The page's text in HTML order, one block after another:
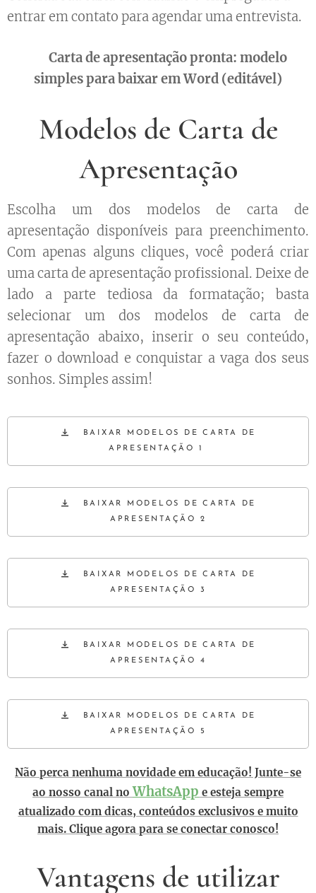
entrar em contato para agendar uma entrevista.
➡️ Carta de apresentação pronta: modelo
simples para baixar em Word (editável)
Modelos de Carta de
Apresentação
Escolha um dos modelos de carta de
apresentação disponíveis para preenchimento.
Com apenas alguns cliques, você poderá criar
uma carta de apresentação profissional. Deixe de
lado a parte tediosa da formatação; basta
selecionar um dos modelos de carta de
apresentação abaixo, inserir o seu conteúdo,
fazer o download e conquistar a vaga dos seus
sonhos. Simples assim!
BAIXAR MODELOS DE CARTA DE
APRESENTAÇÃO 1
BAIXAR MODELOS DE CARTA DE
APRESENTAÇÃO 2
BAIXAR MODELOS DE CARTA DE
APRESENTAÇÃO 3
BAIXAR MODELOS DE CARTA DE
APRESENTAÇÃO 4
BAIXAR MODELOS DE CARTA DE
APRESENTAÇÃO 5
Não perca nenhuma novidade em educação! Junte-se
ao nosso canal no WhatsApp e esteja sempre
atualizado com dicas, conteúdos exclusivos e muito
mais. Clique agora para se conectar conosco!
Vantagens de utilizar